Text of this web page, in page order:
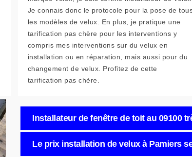
Je connais donc le protocole pour la pose de
les modèles de velux. En plus, je pratique une
tarification pas chère pour les interventions y
compris mes interventions sur du velux en
installation ou en réparation, mais aussi pour du
changement de velux. Profitez de cette
tarification pas chère.
Installateur de fenêtre de toit au 09100
Le prix installation de velux à Pamiers